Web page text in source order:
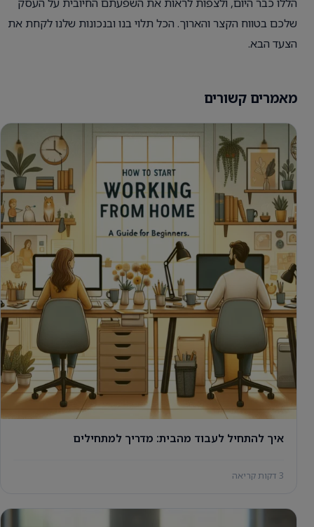
שלכם בטווח הקצר והארוך. הכל תלוי בנו ובנכונות שלנו לקחת את
הצעד הבא.
מאמרים קשורים
איך להתחיל לעבוד מהבית: מדריך למתחילים
3 דקות קריאה